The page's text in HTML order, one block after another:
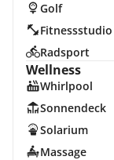
Golf
Fitnessstudio
Radsport
Wellness
Whirlpool
Sonnendeck
Solarium
Massage